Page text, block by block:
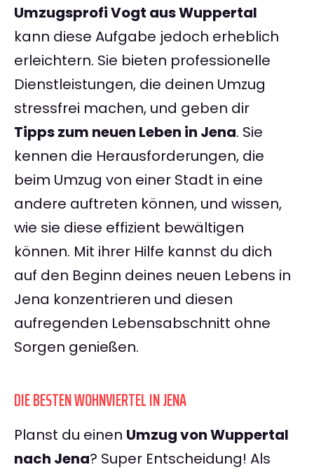
Umzugsprofi Vogt aus Wuppertal
kann diese Aufgabe jedoch erheblich
erleichtern. Sie bieten professionelle
Dienstleistungen, die deinen Umzug
stressfrei machen, und geben dir
Tipps zum neuen Leben in Jena. Sie
kennen die Herausforderungen, die
beim Umzug von einer Stadt in eine
andere auftreten können, und wissen,
wie sie diese effizient bewältigen
können. Mit ihrer Hilfe kannst du dich
auf den Beginn deines neuen Lebens in
Jena konzentrieren und diesen
aufregenden Lebensabschnitt ohne
Sorgen genießen.
DIE BESTEN WOHNVIERTEL IN JENA
Planst du einen Umzug von Wuppertal
nach Jena? Super Entscheidung! Als